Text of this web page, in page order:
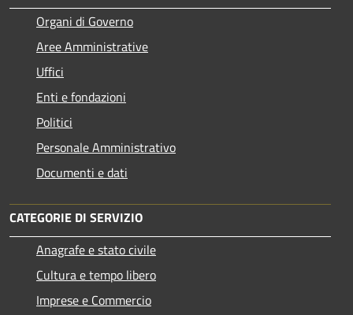
Organi di Governo
Aree Amministrative
Uffici
Enti e fondazioni
Politici
Personale Amministrativo
Documenti e dati
CATEGORIE DI SERVIZIO
Anagrafe e stato civile
Cultura e tempo libero
Imprese e Commercio